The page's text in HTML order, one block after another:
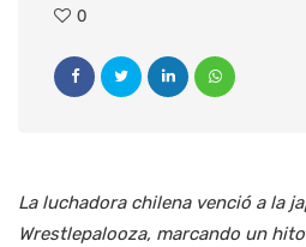
0
La luchadora chilena venció a la
Wrestlepalooza, marcando un